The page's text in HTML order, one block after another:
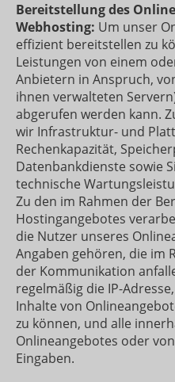
Bereitstellung des
Webhosting: Um unser
effizient bereitstellen zu
Leistungen von einem
Anbietern in Anspruch,
ihnen verwalteten
abgerufen werden kann.
wir Infrastruktur- und
Rechenkapazität,
Datenbankdienste sowie
technische
Zu den im Rahmen der
Hostingangebotes
die Nutzer unseres
Angaben gehören, die im
der Kommunikation
regelmäßig die IP-
Inhalte von
zu können, und alle
Onlineangebotes oder
Eingaben.